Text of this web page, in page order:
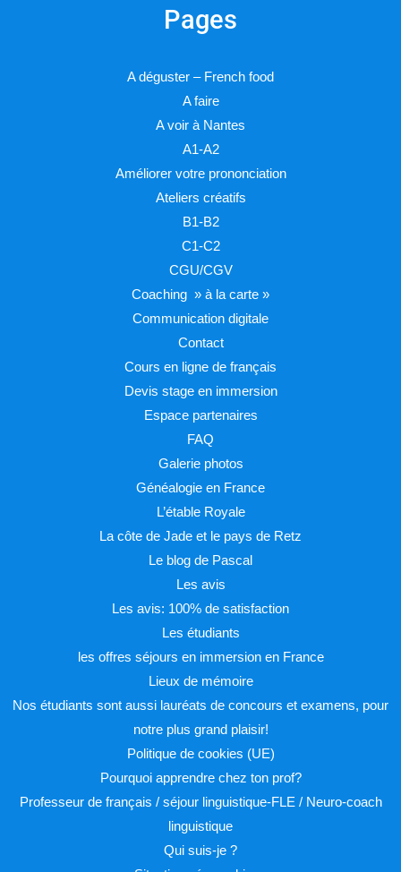
Pages
A déguster – French food
A faire
A voir à Nantes
A1-A2
Améliorer votre prononciation
Ateliers créatifs
B1-B2
C1-C2
CGU/CGV
Coaching » à la carte »
Communication digitale
Contact
Cours en ligne de français
Devis stage en immersion
Espace partenaires
FAQ
Galerie photos
Généalogie en France
L’étable Royale
La côte de Jade et le pays de Retz
Le blog de Pascal
Les avis
Les avis: 100% de satisfaction
Les étudiants
les offres séjours en immersion en France
Lieux de mémoire
Nos étudiants sont aussi lauréats de concours et examens, pour
notre plus grand plaisir!
Politique de cookies (UE)
Pourquoi apprendre chez ton prof?
Professeur de français / séjour linguistique-FLE / Neuro-coach
linguistique
Qui suis-je ?